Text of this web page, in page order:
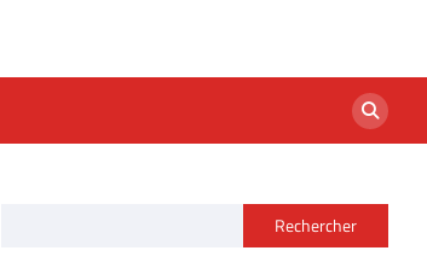
Rechercher